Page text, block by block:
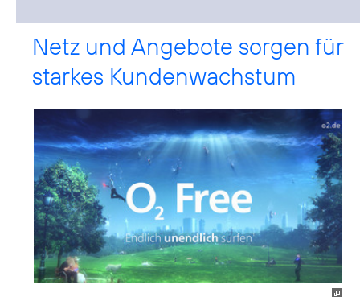
Netz und Angebote sorgen für
starkes Kundenwachstum